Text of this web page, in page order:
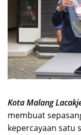
Kota Malang
membuat
kepercayaan satu